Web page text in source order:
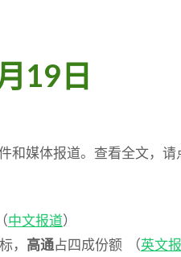
19日
和媒体报道。查看全文，请
中文报道）
， 高通占四成份额 （英文